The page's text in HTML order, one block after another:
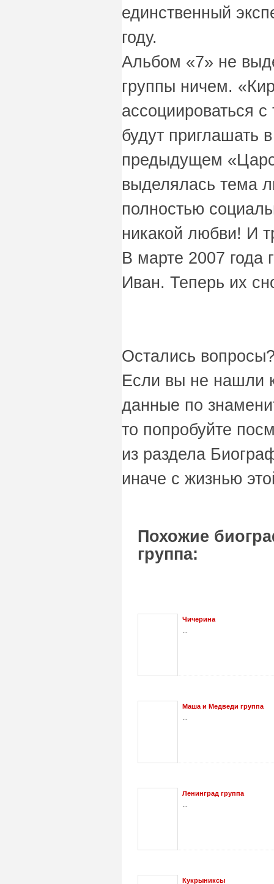
единственный
году.
Альбом «7» не
группы ничем.
ассоциироваться
будут приглашать
предыдущем
выделялась тема
полностью
никакой любви! И
В марте 2007 года
Иван. Теперь их
Остались
Если вы не нашли
данные по
то попробуйте
из раздела
иначе с жизнью
Похожие
группа:
Чичерина
Маша и Медведи группа
Ленинград группа
Кукрыниксы